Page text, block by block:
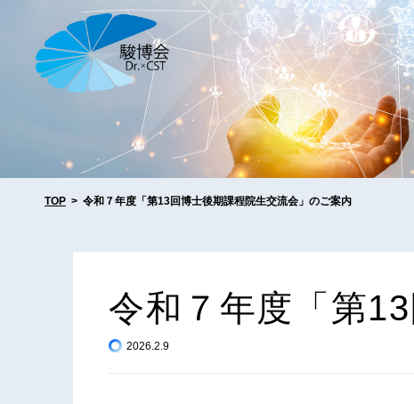
TOP 令和７年度「第13回博士後期課程院生交流会」のご案内
令和 ７ 年度 「 第13
2026.2.9